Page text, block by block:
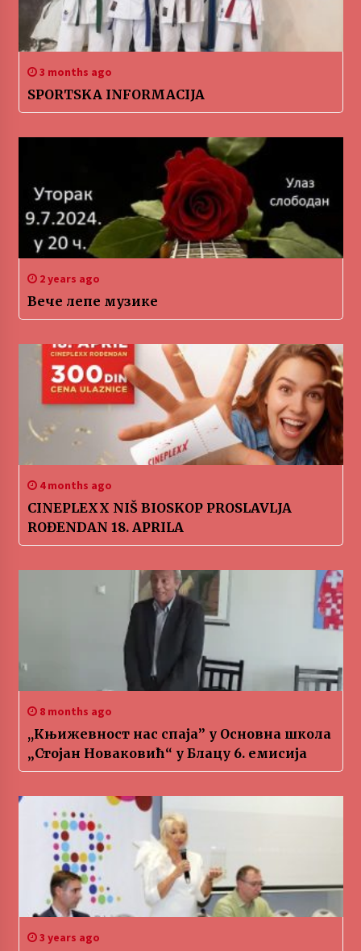
3 months ago
SPORTSKA INFORMACIJA
2 years ago
Вече лепе музике
4 months ago
CINEPLEXX NIŠ BIOSKOP PROSLAVLJA
ROĐENDAN 18. APRILA
8 months ago
,,Књижевност нас спаја” у Основна школа
„Стојан Новаковић“ у Блацу 6. емисија
3 years ago